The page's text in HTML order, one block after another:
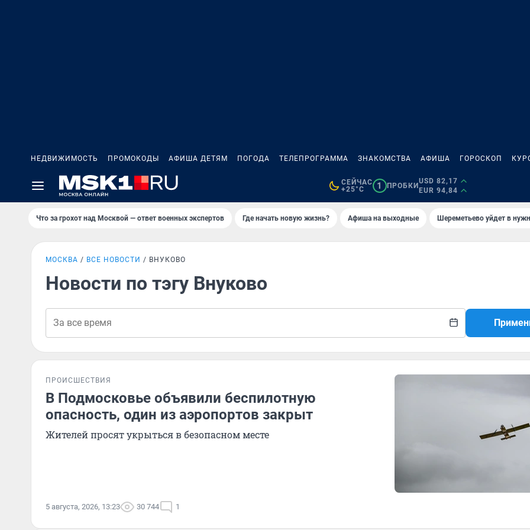
НЕДВИЖИМОСТЬ ПРОМОКОДЫ АФИША ДЕТЯМ ПОГОДА ТЕЛЕПРОГРАММА ЗНАКОМСТВА АФИША ГОРОСКОП
СЕЙЧАС
+25°C
1 ПРОБКИ
USD 82,17
EUR 94,84
Что за грохот над Москвой — ответ военных экспертов Где начать новую жизнь? Афиша на выходные Шереметьево уйдет в
МОСКВА ВСЕ НОВОСТИ ВНУКОВО
Новости по тэгу Внуково
ПРОИСШЕСТВИЯ
В Подмосковье объявили беспилотную
опасность, один из аэропортов закрыт
Жителей просят укрыться в безопасном месте
5 августа, 2026, 13:23 30 744 1